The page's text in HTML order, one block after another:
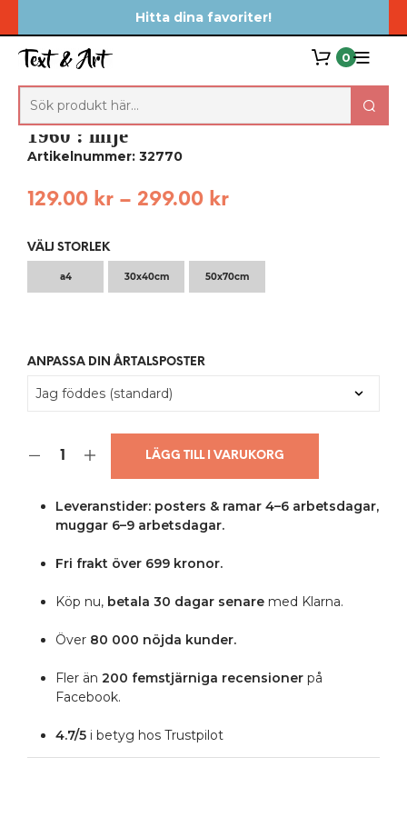
Hitta dina favoriter!
0
1960 : linje
Artikelnummer: 32770
129.00 kr – 299.00 kr
VÄLJ STORLEK
a4 30x40cm 50x70cm
ANPASSA DIN ÅRTALSPOSTER
LÄGG TILL I VARUKORG
Leveranstider: posters & ramar 4–6 arbetsdagar,
muggar 6–9 arbetsdagar.
Fri frakt över 699 kronor.
Köp nu,betala 30 dagar senaremed Klarna.
Över 80 000 nöjda kunder.
Fler än 200 femstjärniga recensionerpå
Facebook.
4.7/5i betyg hos Trustpilot